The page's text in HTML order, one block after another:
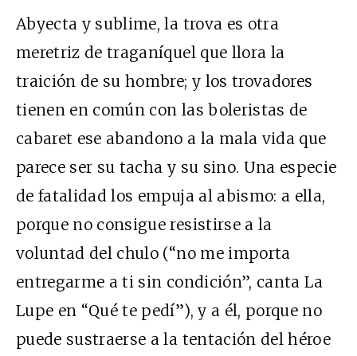
Abyecta y sublime, la trova es otra
meretriz de traganíquel que llora la
traición de su hombre; y los trovadores
tienen en común con las boleristas de
cabaret ese abandono a la mala vida que
parece ser su tacha y su sino. Una especie
de fatalidad los empuja al abismo: a ella,
porque no consigue resistirse a la
voluntad del chulo (“no me importa
entregarme a ti sin condición”, canta La
Lupe en “Qué te pedí”), y a él, porque no
puede sustraerse a la tentación del héroe